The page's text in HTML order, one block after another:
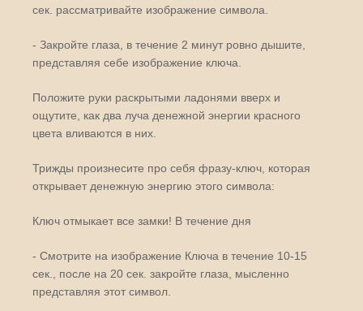
сек. рассматривайте изображение символа.
- Закройте глаза, в течение 2 минут ровно дышите,
представляя себе изображение ключа.
Положите руки раскрытыми ладонями вверх и
ощутите, как два луча денежной энергии красного
цвета вливаются в них.
Трижды произнесите про себя фразу-ключ, которая
открывает денежную энергию этого символа:
Ключ отмыкает все замки! В течение дня
- Смотрите на изображение Ключа в течение 10-15
сек., после на 20 сек. закройте глаза, мысленно
представляя этот символ.